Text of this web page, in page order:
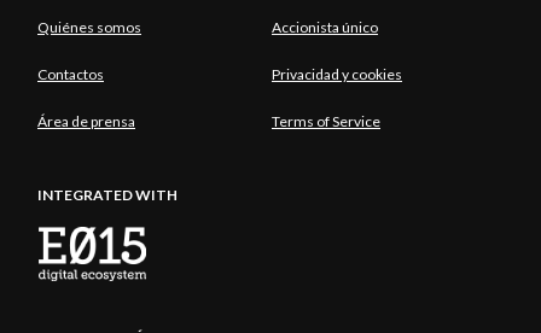
Quiénes somos Accionista único
Contactos Privacidad y cookies
Área de prensa Terms of Service
INTEGRATED WITH